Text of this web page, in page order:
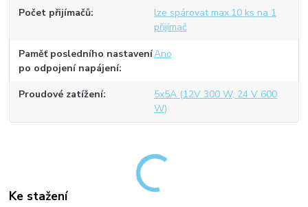
Počet přijímačů
lze spárovat max.10 ks na 1
přijímač
Paměť posledního nastavení
po odpojení napájení
Ano
Proudové zatížení
5x5A (12V 300 W, 24 V 600
W)
Ke stažení